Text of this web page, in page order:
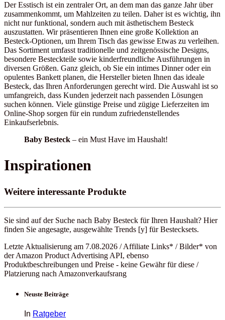
Der Esstisch ist ein zentraler Ort, an dem man das ganze Jahr über
zusammenkommt, um Mahlzeiten zu teilen. Daher ist es wichtig, ihn
nicht nur funktional, sondern auch mit ästhetischem Besteck
auszustatten. Wir präsentieren Ihnen eine große Kollektion an
Besteck-Optionen, um Ihrem Tisch das gewisse Etwas zu verleihen.
Das Sortiment umfasst traditionelle und zeitgenössische Designs,
besondere Besteckteile sowie kinderfreundliche Ausführungen in
diversen Größen. Ganz gleich, ob Sie ein intimes Dinner oder ein
opulentes Bankett planen, die Hersteller bieten Ihnen das ideale
Besteck, das Ihren Anforderungen gerecht wird. Die Auswahl ist so
umfangreich, dass Kunden jederzeit nach passenden Lösungen
suchen können. Viele günstige Preise und zügige Lieferzeiten im
Online-Shop sorgen für ein rundum zufriedenstellendes
Einkaufserlebnis.
Baby Besteck – ein Must Have im Haushalt!
Inspirationen
Weitere interessante Produkte
Sie sind auf der Suche nach Baby Besteck für Ihren Haushalt? Hier
finden Sie angesagte, ausgewählte Trends [y] für Bestecksets.
Letzte Aktualisierung am 7.08.2026 / Affiliate Links* / Bilder* von
der Amazon Product Advertising API, ebenso
Produktbeschreibungen und Preise - keine Gewähr für diese /
Platzierung nach Amazonverkaufsrang
Neuste Beiträge
In Ratgeber